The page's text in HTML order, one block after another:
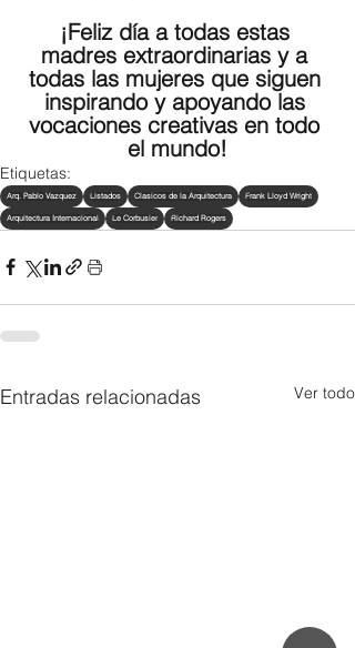
¡Feliz día a todas estas
madres extraordinarias y a
todas las mujeres que siguen
inspirando y apoyando las
vocaciones creativas en todo
el mundo!
Etiquetas:
Arq. Pablo Vazquez Listados Clasicos de la Arquitectura Frank Lloyd Wright
Arquitectura Internacional Le Corbusier Richard Rogers
Entradas relacionadas Ver todo